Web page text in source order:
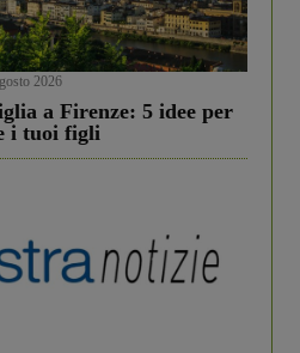
2026
a Firenze: 5 idee per
i tuoi figli